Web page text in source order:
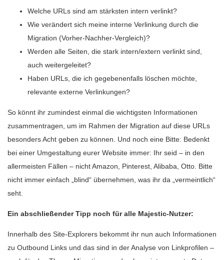
Welche URLs sind am stärksten intern verlinkt?
Wie verändert sich meine interne Verlinkung durch die
Migration (Vorher-Nachher-Vergleich)?
Werden alle Seiten, die stark intern/extern verlinkt sind,
auch weitergeleitet?
Haben URLs, die ich gegebenenfalls löschen möchte,
relevante externe Verlinkungen?
So könnt ihr zumindest einmal die wichtigsten Informationen
zusammentragen, um im Rahmen der Migration auf diese URLs
besonders Acht geben zu können. Und noch eine Bitte: Bedenkt
bei einer Umgestaltung eurer Website immer: Ihr seid – in den
allermeisten Fällen – nicht Amazon, Pinterest, Alibaba, Otto. Bitte
nicht immer einfach „blind“ übernehmen, was ihr da „vermeintlich“
seht.
Ein abschließender Tipp noch für alle Majestic-Nutzer:
Innerhalb des Site-Explorers bekommt ihr nun auch Informationen
zu Outbound Links und das sind in der Analyse von Linkprofilen –